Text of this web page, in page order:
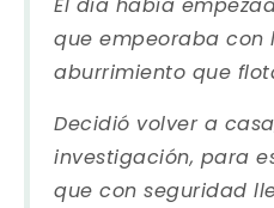
que empeoraba con
aburrimiento que
Decidió volver a
investigación, para
que con seguridad